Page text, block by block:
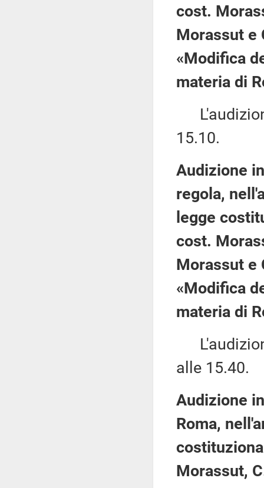
cost.
Morassut e
«Modifica
materia di
15.10.
Audizione
regola,
legge
cost.
Morassut e
«Modifica
materia di
alle 15.40.
Audizione
Roma,
Morassut,